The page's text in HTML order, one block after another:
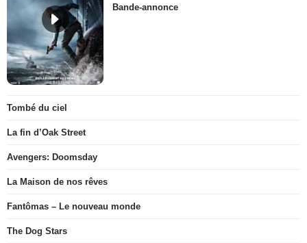
Bande-annonce
Tombé du ciel
La fin d’Oak Street
Avengers: Doomsday
La Maison de nos rêves
Fantômas – Le nouveau monde
The Dog Stars